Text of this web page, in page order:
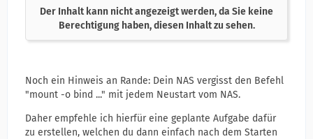
Der Inhalt kann nicht angezeigt werden, da Sie keine
Berechtigung haben, diesen Inhalt zu sehen.
Noch ein Hinweis an Rande: Dein NAS vergisst den Befehl
"mount -o bind ..." mit jedem Neustart vom NAS.
Daher empfehle ich hierfür eine geplante Aufgabe dafür
zu erstellen, welchen du dann einfach nach dem Starten